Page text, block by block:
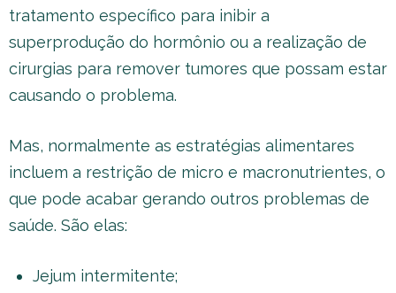
tratamento específico para inibir a
superprodução do hormônio ou a realização de
cirurgias para remover tumores que possam estar
causando o problema.
Mas, normalmente as estratégias alimentares
incluem a restrição de micro e macronutrientes, o
que pode acabar gerando outros problemas de
saúde. São elas:
Jejum intermitente;